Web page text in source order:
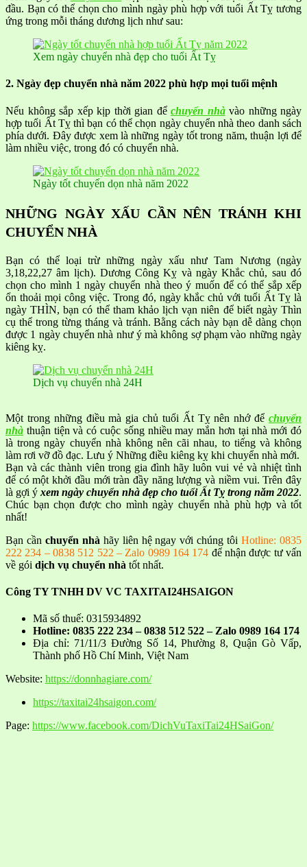
đầu. Bạn có thể chọn cho mình ngày phù hợp với tuổi Ất Tỵ tương
ứng trong mỗi tháng dương lịch như sau:
Xem ngày chuyển nhà đẹp cho tuổi Ất Tỵ
2. Ngày đẹp chuyển nhà năm 2022 phù hợp mọi tuổi mệnh
Nếu không sắp xếp kịp thời gian để chuyển nhàvào những ngày
hợp tuổi Ất Tỵ thì bạn có thể chọn ngày chuyển nhà theo danh sách
phía dưới. Đây được xem là những ngày tốt trong năm, thuận lợi để
làm nhiều việc, trong đó có chuyển nhà.
Ngày tốt chuyển dọn nhà năm 2022
NHỮNG NGÀY XẤU CẦN NÊN TRÁNH KHI
CHUYỂN NHÀ
Bạn có thể loại trừ những ngày xấu như Tam Nương (ngày
3,18,22,27 âm lịch). Dương Công Kỵ và ngày Khắc chủ, sau đó
chọn cho mình 1 ngày chuyển nhà theo ý muốn để có thể sắp xếp
ổn thoải mọi công việc. Trong đó, ngày khắc chủ với tuổi Ất Tỵ là
ngày THÌN, bạn có thể tham khảo lịch vạn niên để biết ngày Thìn
cụ thể trong từng tháng và tránh. Bằng cách này bạn dễ dàng chọn
được 1 ngày chuyển nhà như ý mà không sợ phạm vào những ngày
kiêng kỵ.
Dịch vụ chuyển nhà 24H
Một trong những điều mà gia chủ tuổi Ất Tỵ nên nhớ để chuyển
nhà thuận tiện và có cuộc sống nhiều may mắn hơn tại nhà mới đó
là trong ngày chuyển nhà không nên cãi nhau, to tiếng và không
làm rơi vỡ đồ đạc. Lưu ý Những điều kiêng kỵ khi chuyển nhà mới.
Bạn và các thành viên trong gia đình hãy luôn vui vẻ và nhiệt tình
để có một khởi đầu mới tràn đầy năng lượng và niềm vui. Trên đây
là gợi ý xem ngày chuyển nhà đẹp cho tuổi Ất Tỵ trong năm 2022.
Chúc bạn chọn được cho mình ngày chuyển nhà phù hợp và tốt
nhất!
Bạn cần chuyển nhà hãy liên hệ ngay với chúng tôiHotline: 0835
222 234 – 0838 512 522 – Zalo 0989 164 174 để nhận được tư vấn
về gói dịch vụ chuyển nhà tốt nhất.
Công TY TNHH DV VC TAXITAI24HSAIGON
Mã số thuế: 0315934892
Hotline: 0835 222 234 – 0838 512 522 – Zalo 0989 164 174
Địa chỉ: 71/11/3 Đường Số 14, Phường 8, Quận Gò Vấp,
Thành phố Hồ Chí Minh, Việt Nam
Website: https://donnhagiare.com/
https://taxitai24hsaigon.com/
Page: https://www.facebook.com/DichVuTaxiTai24HSaiGon/